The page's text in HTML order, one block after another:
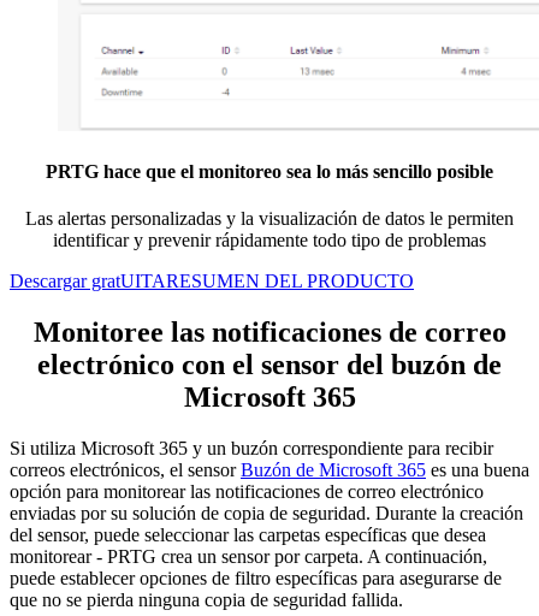
PRTG hace que el monitoreo sea lo más sencillo posible
Las alertas personalizadas y la visualización de datos le permiten
identificar y prevenir rápidamente todo tipo de problemas
Descargar gratUITARESUMEN DEL PRODUCTO
Monitoree las notificaciones de correo
electrónico con el sensor del buzón de
Microsoft 365
Si utiliza Microsoft 365 y un buzón correspondiente para recibir
correos electrónicos, el sensorBuzón de Microsoft 365 es una buena
opción para monitorear las notificaciones de correo electrónico
enviadas por su solución de copia de seguridad. Durante la creación
del sensor, puede seleccionar las carpetas específicas que desea
monitorear - PRTG crea un sensor por carpeta. A continuación,
puede establecer opciones de filtro específicas para asegurarse de
que no se pierda ninguna copia de seguridad fallida.